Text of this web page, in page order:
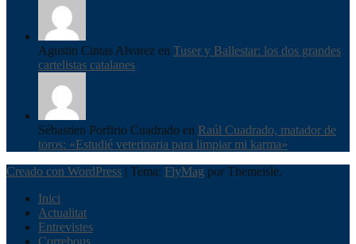
Agustin Cintas Alvarez en Tuser y Ballestar: los dos grandes
cartelistas catalanes
Sébastien Porfirio Cuadrado en Raúl Cuadrado, matador de
toros: «Estudié veterinaria para limpiar mi karma»
Creado con WordPress | Tema: FlyMag por Themeisle.
Inici
Actualitat
Entrevistes
Correbous